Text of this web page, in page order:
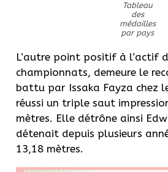
Tableau
des
médailles
par pays
L’autre point positif à l’actif
championnats, demeure le
battu par Issaka Fayza chez
réussi un triple saut
mètres. Elle détrône ainsi
détenait depuis plusieurs
13,18 mètres.